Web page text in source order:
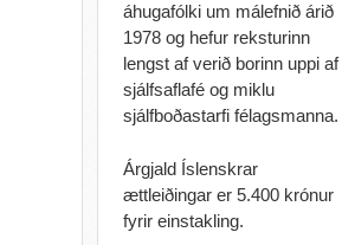
áhugafólki um málefnið árið
1978 og hefur reksturinn
lengst af verið borinn uppi af
sjálfsaflafé og miklu
sjálfboðastarfi félagsmanna.
Árgjald Íslenskrar
ættleiðingar er 5.400 krónur
fyrir einstakling.